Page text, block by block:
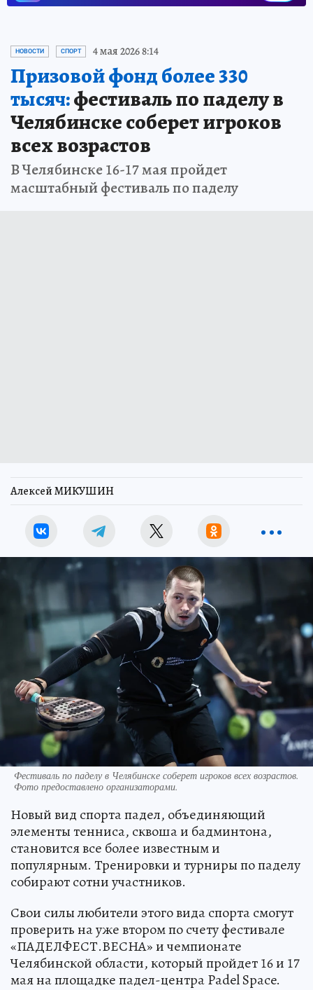
НОВОСТИ СПОРТ 4 мая 2026 8:14
Призовой фонд более 330
тысяч:фестиваль по паделу в
Челябинске соберет игроков
всех возрастов
В Челябинске 16-17 мая пройдет
масштабный фестиваль по паделу
Алексей МИКУШИН
Фестиваль по паделу в Челябинске соберет игроков всех возрастов.
Фото предоставлено организаторами.
Новый вид спорта падел, объединяющий
элементы тенниса, сквошa и бадминтона,
становится все более известным и
популярным. Тренировки и турниры по паделу
собирают сотни участников.
Свои силы любители этого вида спорта смогут
проверить на уже втором по счету фестивале
«ПАДЕЛФЕСТ.ВЕСНА» и чемпионате
Челябинской области, который пройдет 16 и 17
мая на площадке падел-центра Padel Space.